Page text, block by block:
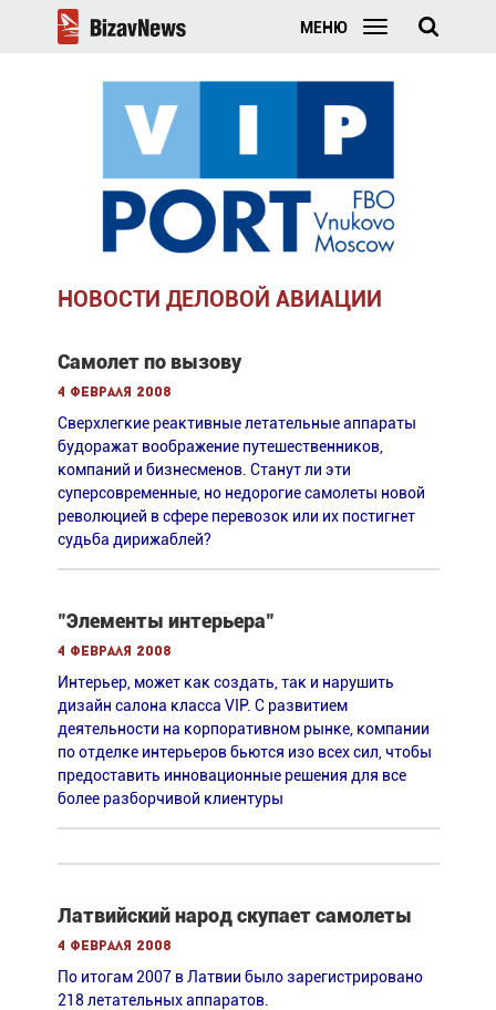
МЕНЮ
НОВОСТИ ДЕЛОВОЙ АВИАЦИИ
Самолет по вызову
4 февраля 2008
Сверхлегкие реактивные летательные аппараты
будоражат воображение путешественников,
компаний и бизнесменов. Станут ли эти
суперсовременные, но недорогие самолеты новой
революцией в сфере перевозок или их постигнет
судьба дирижаблей?
"Элементы интерьера"
4 февраля 2008
Интерьер, может как создать, так и нарушить
дизайн салона класса VIP. С развитием
деятельности на корпоративном рынке, компании
по отделке интерьеров бьются изо всех сил, чтобы
предоставить инновационные решения для все
более разборчивой клиентуры
Латвийский народ скупает самолеты
4 февраля 2008
По итогам 2007 в Латвии было зарегистрировано
218 летательных аппаратов.